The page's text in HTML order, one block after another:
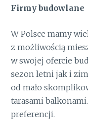
Firmy budowlane
W Polsce mamy
z możliwością
w swojej ofercie
sezon letni jak i
od mało
tarasami
preferencji.